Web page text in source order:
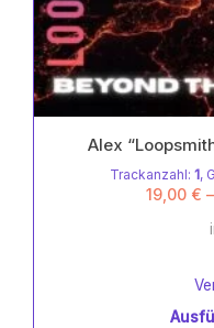
Alex
Trackanzahl: 1,
19,00 € –